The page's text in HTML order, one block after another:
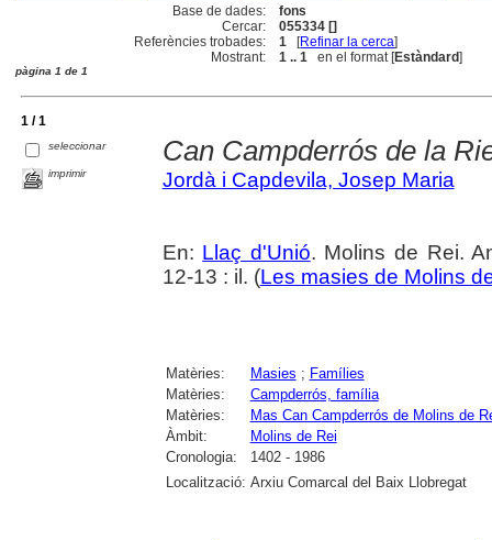
Base de dades:
fons
Cercar:
055334 []
Referències trobades:
1 [Refinar la cerca]
Mostrant:
1 .. 1 en el format [Estàndard]
pàgina 1 de 1
1 / 1
seleccionar
imprimir
Can Campderrós de la
Jordà i Capdevila, Josep Maria
En: Llaç d'Unió. Molins de Rei.
12-13 : il. (Les masies de Molins
Matèries: Masies ; Famílies
Matèries:
Campderrós, família
Matèries:
Mas Can Campderrós de Molins de
Àmbit:
Molins de Rei
Cronologia:
1402 - 1986
Localització: Arxiu Comarcal del Baix Llobregat